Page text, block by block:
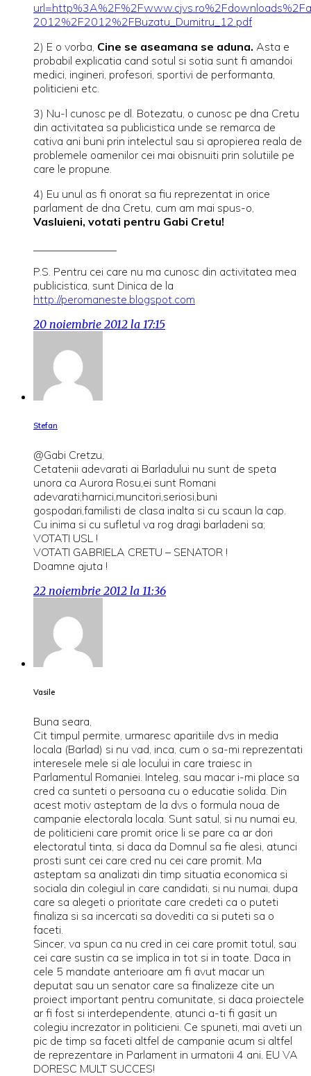
2012%2F2012%2FBuzatu_Dumitru_12.pdf
2) E o vorba, Cine se aseamana se aduna. Asta e
probabil explicatia cand sotul si sotia sunt fi amandoi
medici, ingineri, profesori, sportivi de performanta,
politicieni etc.
3) Nu-l cunosc pe dl. Botezatu, o cunosc pe dna Cretu
din activitatea sa publicistica unde se remarca de
cativa ani buni prin intelectul sau si apropierea reala de
problemele oamenilor cei mai obisnuiti prin solutiile pe
care le propune.
4) Eu unul as fi onorat sa fiu reprezentat in orice
parlament de dna Cretu, cum am mai spus-o,
Vasluieni, votati pentru Gabi Cretu!
P.S. Pentru cei care nu ma cunosc din activitatea mea
publicistica, sunt Dinica de la
http://peromaneste.blogspot.com
20 noiembrie 2012 la 17:15
Stefan
@Gabi Cretzu,
Cetatenii adevarati ai Barladului nu sunt de speta
unora ca Aurora Rosu,ei sunt Romani
adevarati;harnici,muncitori,seriosi,buni
gospodari,familisti de clasa inalta si cu scaun la cap.
Cu inima si cu sufletul va rog dragi barladeni sa;
VOTATI USL !
VOTATI GABRIELA CRETU – SENATOR !
Doamne ajuta !
22 noiembrie 2012 la 11:36
Vasile
Buna seara,
Cit timpul permite, urmaresc aparitiile dvs in media
locala (Barlad) si nu vad, inca, cum o sa-mi reprezentati
interesele mele si ale locului in care traiesc in
Parlamentul Romaniei. Inteleg, sau macar i-mi place sa
cred ca sunteti o persoana cu o educatie solida. Din
acest motiv asteptam de la dvs o formula noua de
campanie electorala locala. Sunt satul, si nu numai eu,
de politicieni care promit orice li se pare ca ar dori
electoratul tinta, si daca da Domnul sa fie alesi, atunci
prosti sunt cei care cred nu cei care promit. Ma
asteptam sa analizati din timp situatia economica si
sociala din colegiul in care candidati, si nu numai, dupa
care sa alegeti o prioritate care credeti ca o puteti
finaliza si sa incercati sa dovediti ca si puteti sa o
faceti.
Sincer, va spun ca nu cred in cei care promit totul, sau
cei care sustin ca se implica in tot si in toate. Daca in
cele 5 mandate anterioare am fi avut macar un
deputat sau un senator care sa finalizeze cite un
proiect important pentru comunitate, si daca proiectele
ar fi fost si interdependente, atunci a-ti fi gasit un
colegiu increzator in politicieni. Ce spuneti, mai aveti un
pic de timp sa faceti altfel de campanie acum si altfel
de reprezentare in Parlament in urmatorii 4 ani. EU VA
DORESC MULT SUCCES!